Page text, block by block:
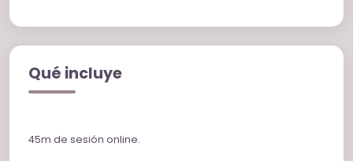
Qué incluye
45m de sesión online.